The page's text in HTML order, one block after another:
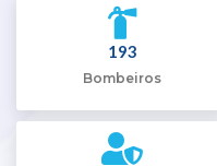
193
Bombeiros